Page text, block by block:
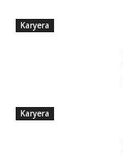
Karyera
Karyera